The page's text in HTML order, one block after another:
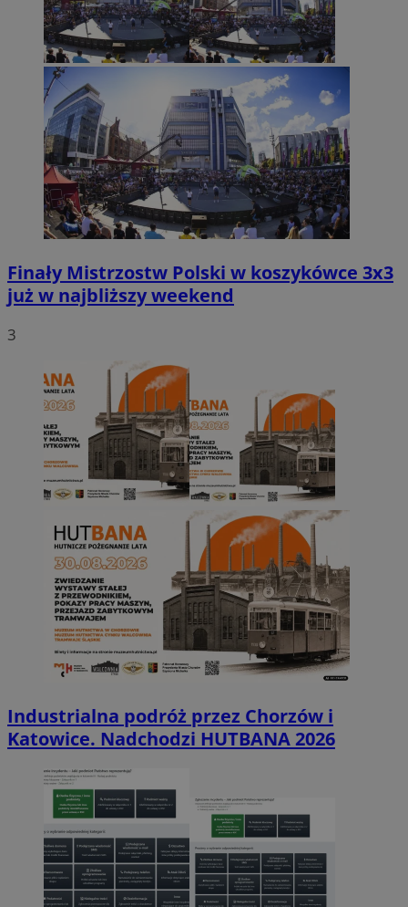
Finały Mistrzostw Polski w koszykówce 3x3
już w najbliższy weekend
3
Industrialna podróż przez Chorzów i
Katowice. Nadchodzi HUTBANA 2026